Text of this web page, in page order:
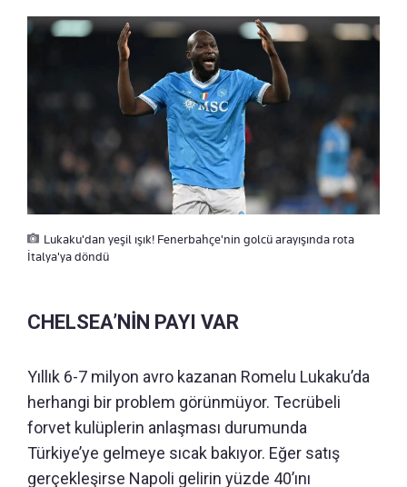
Lukaku'dan yeşil ışık! Fenerbahçe'nin golcü arayışında rota
İtalya'ya döndü
CHELSEA’NİN PAYI VAR
Yıllık 6-7 milyon avro kazanan Romelu Lukaku’da
herhangi bir problem görünmüyor. Tecrübeli
forvet kulüplerin anlaşması durumunda
Türkiye’ye gelmeye sıcak bakıyor. Eğer satış
gerçekleşirse Napoli gelirin yüzde 40’ını